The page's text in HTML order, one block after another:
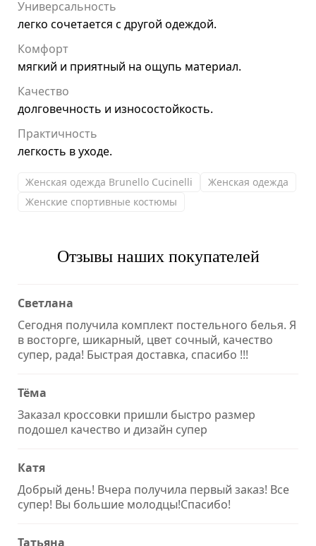
Универсальность
легко сочетается с другой одеждой.
Комфорт
мягкий и приятный на ощупь материал.
Качество
долговечность и износостойкость.
Практичность
легкость в уходе.
Женская одежда Brunello Cucinelli
Женская одежда
Женские спортивные костюмы
Отзывы наших покупателей
Светлана
Сегодня получила комплект постельного белья. Я
в восторге, шикарный, цвет сочный, качество
супер, рада! Быстрая доставка, спасибо !!!
Тёма
Заказал кроссовки пришли быстро размер
подошел качество и дизайн супер
Катя
Добрый день! Вчера получила первый заказ! Все
супер! Вы большие молодцы!Спасибо!
Татьяна